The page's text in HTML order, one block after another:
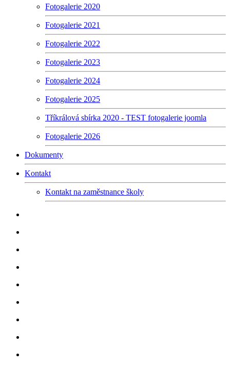
Fotogalerie 2020
Fotogalerie 2021
Fotogalerie 2022
Fotogalerie 2023
Fotogalerie 2024
Fotogalerie 2025
Tříkrálová sbírka 2020 - TEST fotogalerie joomla
Fotogalerie 2026
Dokumenty
Kontakt
Kontakt na zaměstnance školy